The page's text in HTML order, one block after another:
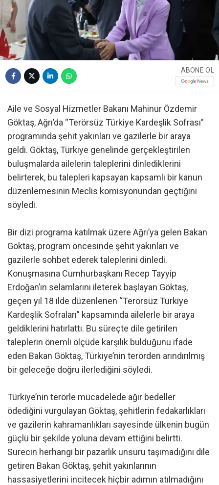
ABONE OL
Aile ve Sosyal Hizmetler Bakanı Mahinur Özdemir
Göktaş, Ağrı’da “Terörsüz Türkiye Kardeşlik Sofrası”
programında şehit yakınları ve gazilerle bir araya
geldi. Göktaş, Türkiye genelinde gerçekleştirilen
buluşmalarda ailelerin taleplerini dinlediklerini
belirterek, bu talepleri kapsayan kapsamlı bir kanun
düzenlemesinin Meclis komisyonundan geçtiğini
söyledi.
Bir dizi programa katılmak üzere Ağrı’ya gelen Bakan
Göktaş, program öncesinde şehit yakınları ve
gazilerle sohbet ederek taleplerini dinledi.
Konuşmasına Cumhurbaşkanı Recep Tayyip
Erdoğan’ın selamlarını ileterek başlayan Göktaş,
geçen yıl 18 ilde düzenlenen “Terörsüz Türkiye
Kardeşlik Sofraları” kapsamında ailelerle bir araya
geldiklerini hatırlattı. Bu süreçte dile getirilen
taleplerin önemli ölçüde karşılık bulduğunu ifade
eden Bakan Göktaş, Türkiye’nin terörden arındırılmış
bir geleceğe doğru ilerlediğini söyledi.
Türkiye’nin terörle mücadelede ağır bedeller
ödediğini vurgulayan Göktaş, şehitlerin fedakarlıkları
ve gazilerin kahramanlıkları sayesinde ülkenin bugün
güçlü bir şekilde yoluna devam ettiğini belirtti.
Sürecin herhangi bir pazarlık unsuru taşımadığını dile
getiren Bakan Göktaş, şehit yakınlarının
hassasiyetlerini incitecek hiçbir adımın atılmadığını